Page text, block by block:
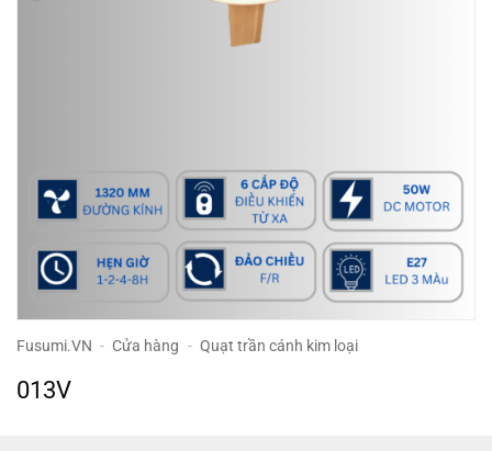
Fusumi.VN - Cửa hàng - Quạt trần cánh kim loại
013V